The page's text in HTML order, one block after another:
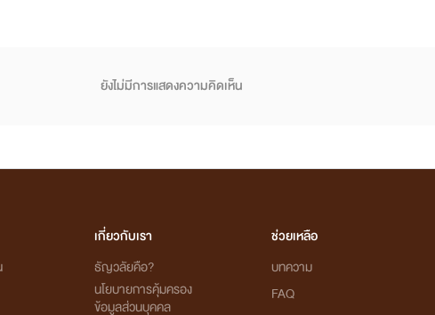
ยังไม่มีการแสดงความคิดเห็น
เกี่ยวกับเรา
ธัญวลัยคือ?
นโยบายการคุ้มครอง
ข้อมูลส่วนบุคคล
ช่วยเหลือ
บทความ
FAQ